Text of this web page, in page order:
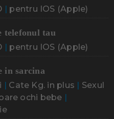
| pentru IOS (Apple)
telefonul tau
| pentru IOS (Apple)
in sarcina
| Cate Kg. in plus | Sexul
ochi bebe |